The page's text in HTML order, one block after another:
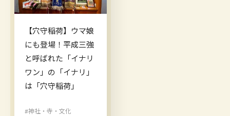
【穴守稲荷】ウマ娘
にも登場！平成三強
と呼ばれた「イナリ
ワン」の「イナリ」
は「穴守稲荷」
#神社・寺・文化